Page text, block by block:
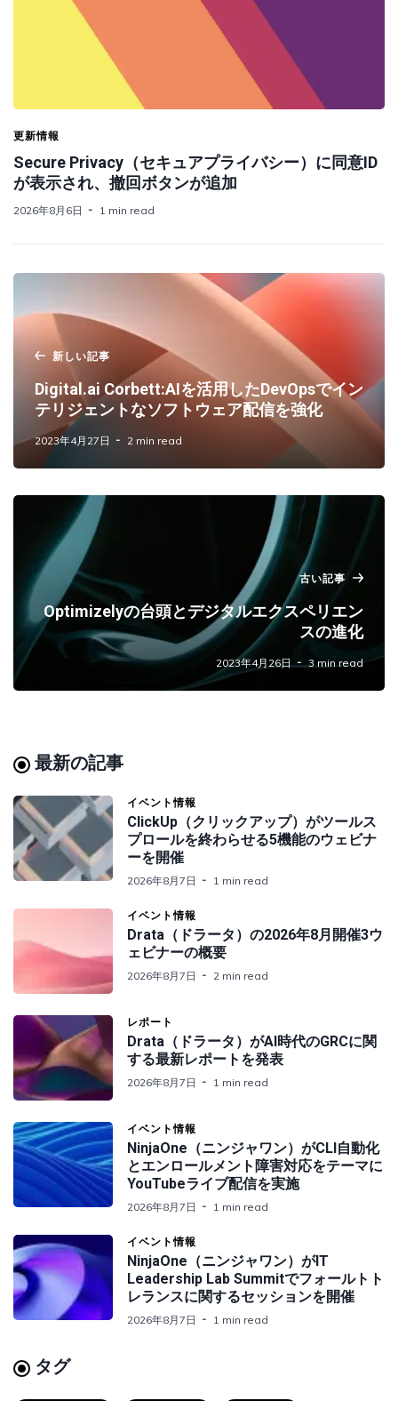
更新情報
Secure Privacy（セキュアプライバシー）に同意ID
が表示され、撤回ボタンが追加
2026年8月6日 1 min read
新しい記事
Digital.ai Corbett:AIを活用したDevOpsでイン
テリジェントなソフトウェア配信を強化
2023年4月27日 2 min read
古い記事
Optimizelyの台頭とデジタルエクスペリエン
スの進化
2023年4月26日 3 min read
最新の記事
イベント情報
ClickUp（クリックアップ）がツールス
プロールを終わらせる5機能のウェビナ
ーを開催
2026年8月7日 1 min read
イベント情報
Drata（ドラータ）の2026年8月開催3ウ
ェビナーの概要
2026年8月7日 2 min read
レポート
Drata（ドラータ）がAI時代のGRCに関
する最新レポートを発表
2026年8月7日 1 min read
イベント情報
NinjaOne（ニンジャワン）がCLI自動化
とエンロールメント障害対応をテーマに
YouTubeライブ配信を実施
2026年8月7日 1 min read
イベント情報
NinjaOne（ニンジャワン）がIT
Leadership Lab Summitでフォールトト
レランスに関するセッションを開催
2026年8月7日 1 min read
タグ